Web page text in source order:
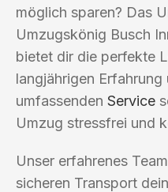
möglich sparen? Das
Umzugskönig Busch
bietet dir die perfekte
langjährigen Erfahrung
umfassenden Service
Umzug stressfrei und
Unser erfahrenes
sicheren Transport